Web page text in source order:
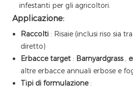
infestanti per gli agricoltori.
Applicazione:
Raccolti : Risaie (inclusi riso sia
diretto)
Erbacce target : Barnyardgrass ,
altre erbacce annuali erbose e
Tipi di formulazione :